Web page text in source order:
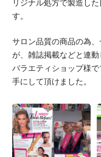
リジナル処方で製造し
す。
サロン品質の商品の為
が、雑誌掲載などと連動
バラエティショップ様
手にして頂けました。